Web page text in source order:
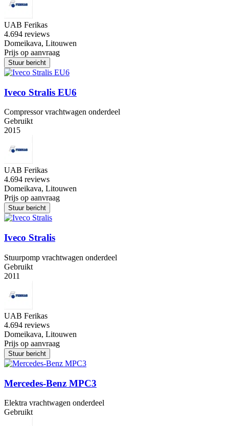
UAB Ferikas
4.694 reviews
Domeikava, Litouwen
Prijs op aanvraag
Stuur bericht
Iveco Stralis EU6
Compressor vrachtwagen onderdeel
Gebruikt
2015
UAB Ferikas
4.694 reviews
Domeikava, Litouwen
Prijs op aanvraag
Stuur bericht
Iveco Stralis
Stuurpomp vrachtwagen onderdeel
Gebruikt
2011
UAB Ferikas
4.694 reviews
Domeikava, Litouwen
Prijs op aanvraag
Stuur bericht
Mercedes-Benz MPC3
Elektra vrachtwagen onderdeel
Gebruikt